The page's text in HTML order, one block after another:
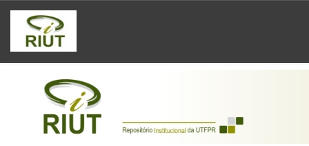
Skip
navigation